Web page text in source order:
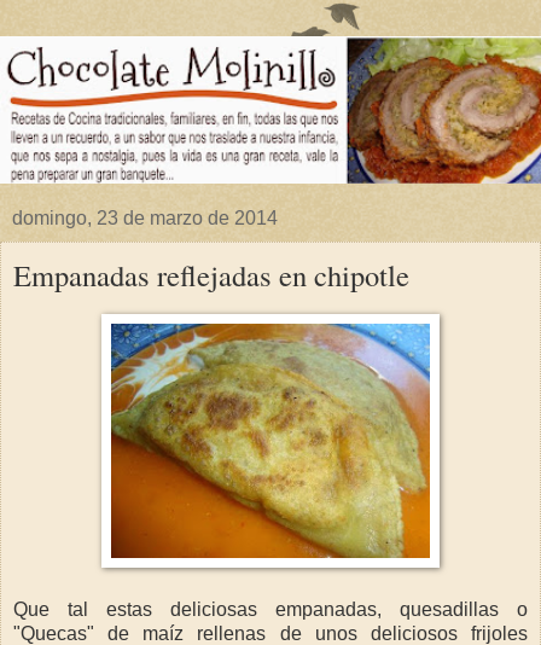
domingo, 23 de marzo de 2014
Empanadas reflejadas en chipotle
Que tal estas deliciosas empanadas, quesadillas o
"Quecas" de maíz rellenas de unos deliciosos frijoles